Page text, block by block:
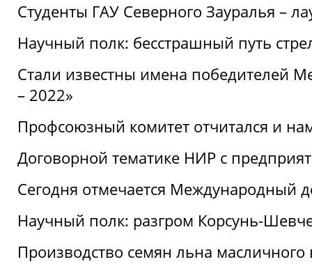
Студенты ГАУ Северного Зауралья –
Научный полк: бесстрашный путь
Стали известны имена победителей
– 2022»
Профсоюзный комитет отчитался и
Договорной тематике НИР с
Сегодня отмечается Международный
Научный полк: разгром Корсунь-
Производство семян льна